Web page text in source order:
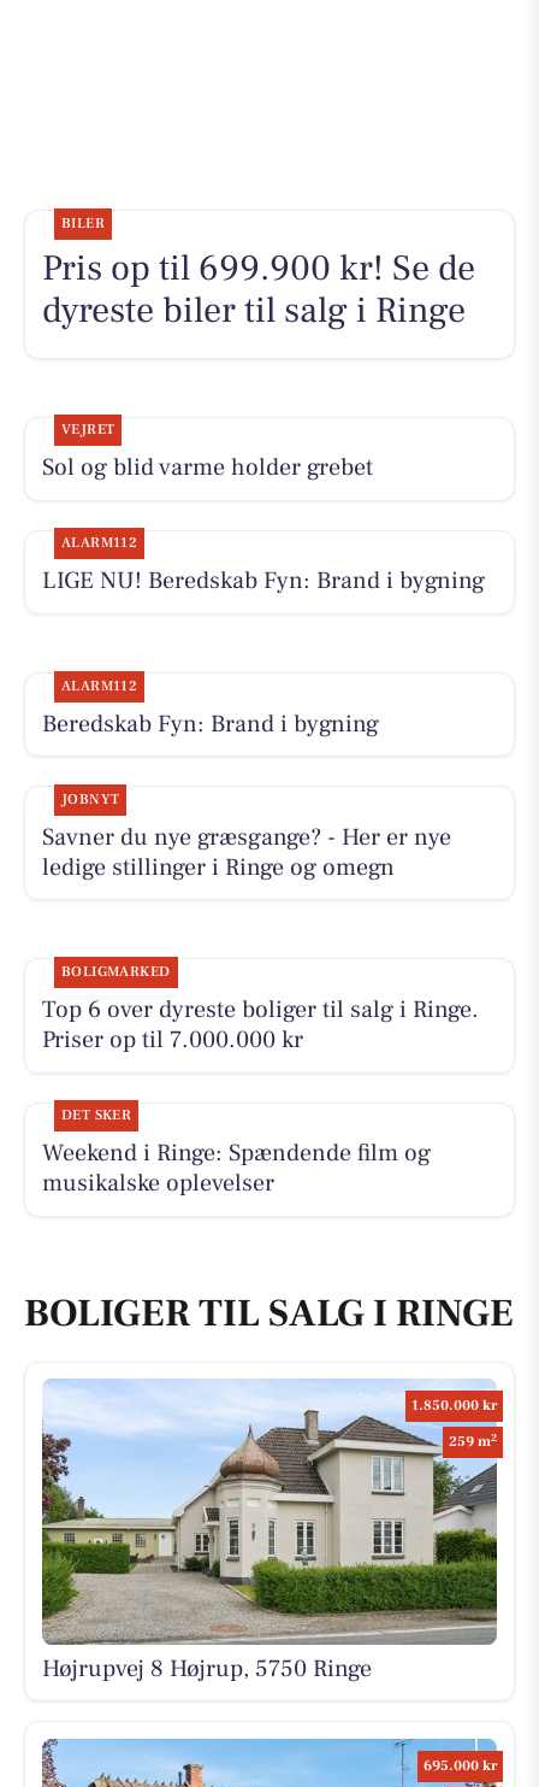
BILER
Pris op til 699.900 kr! Se de
dyreste biler til salg i Ringe
VEJRET
Sol og blid varme holder grebet
ALARM112
LIGE NU! Beredskab Fyn: Brand i bygning
ALARM112
Beredskab Fyn: Brand i bygning
JOBNYT
Savner du nye græsgange? - Her er nye
ledige stillinger i Ringe og omegn
BOLIGMARKED
Top 6 over dyreste boliger til salg i Ringe.
Priser op til 7.000.000 kr
DET SKER
Weekend i Ringe: Spændende film og
musikalske oplevelser
BOLIGER TIL SALG I RINGE
1.850.000 kr
259 m2
Højrupvej 8 Højrup, 5750 Ringe
695.000 kr